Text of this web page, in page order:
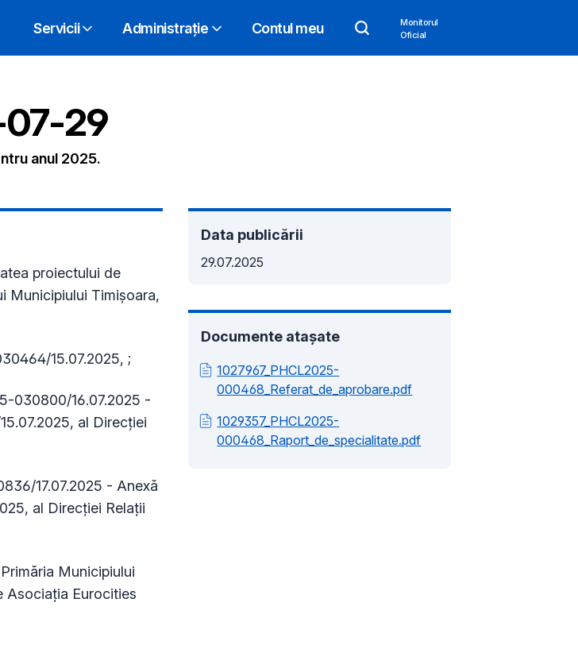
Servicii Administrație Contul meu
Monitorul
Oficial
29
anul 2025.
proiectului de
Municipiului Timişoara,
15.07.2025, ;
030800/16.07.2025 -
al Direcţiei
17.07.2025 - Anexă
al Direcţiei Relații
Municipiului
Asociația Eurocities
Data publicării
29.07.2025
Documente atașate
1027967_PHCL2025-
000468_Referat_de_aprobare.pdf
1029357_PHCL2025-
000468_Raport_de_specialitate.pdf